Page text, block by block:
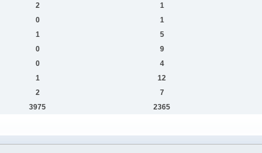
2 1
0 1
1 5
0 9
0 4
1 12
2 7
3975 2365